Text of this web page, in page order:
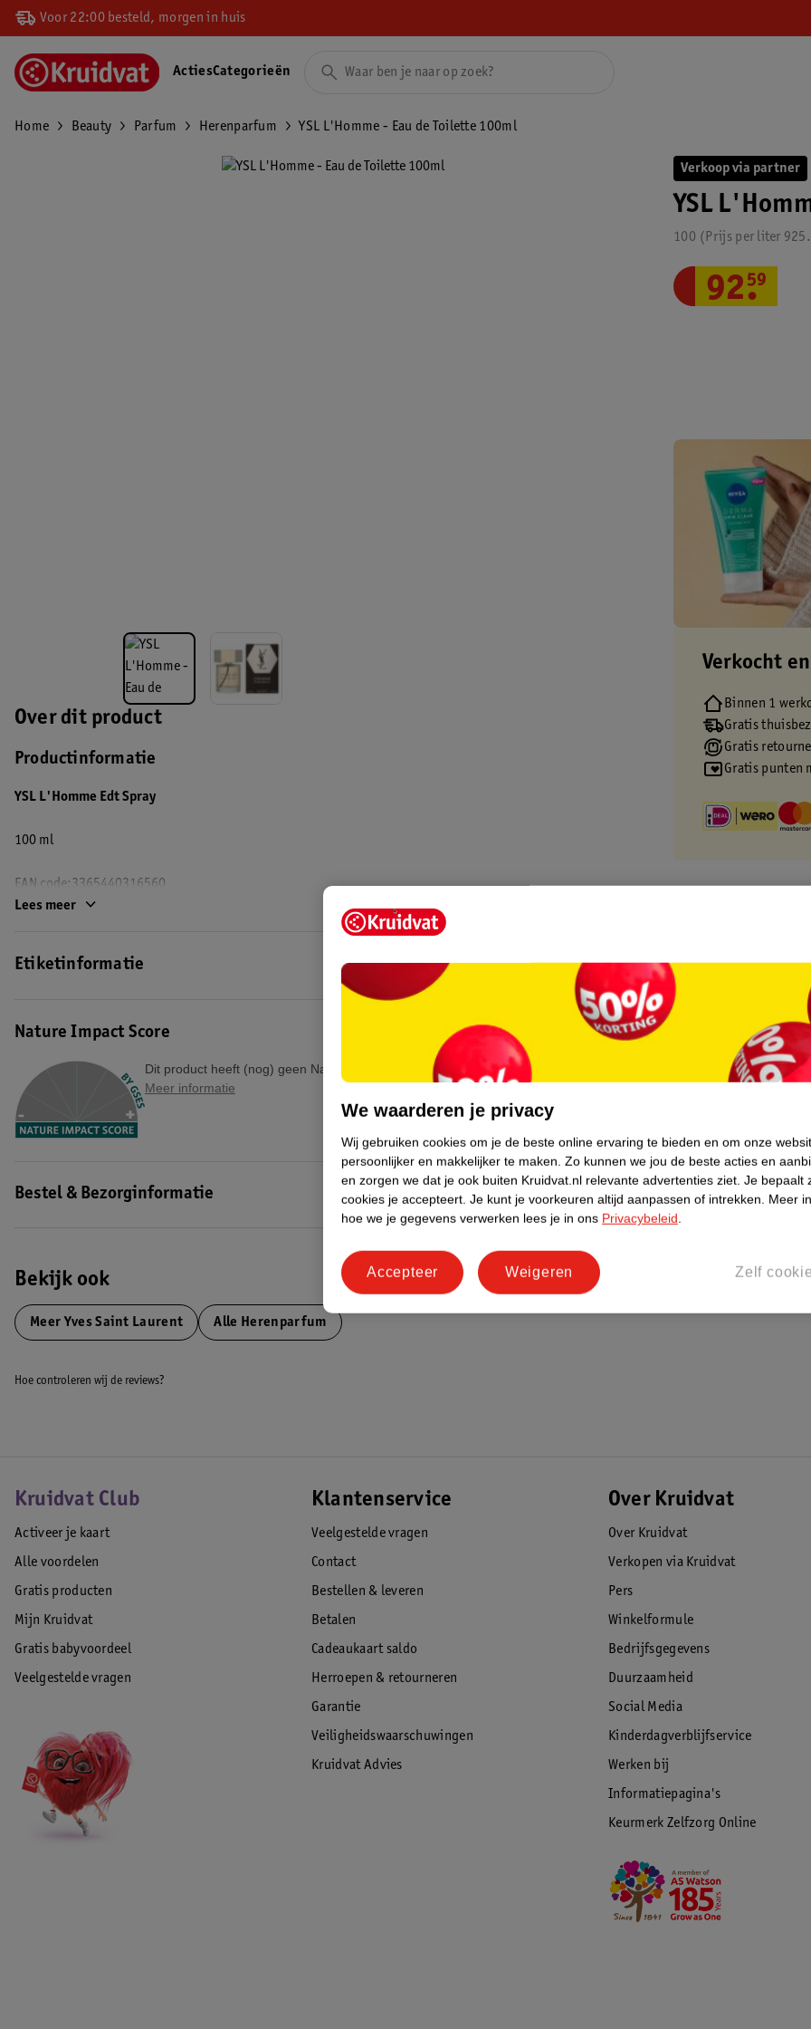
Voor 22:00 besteld, morgen in huis
ActiesCategorieën
Home Beauty Parfum Herenparfum YSL L'Homme - Eau de Toilette 100ml
Over dit product
Productinformatie
YSL L'Homme Edt Spray
100 ml
EAN code:3365440316560
Lees meer
Etiketinformatie
Nature Impact Score
Dit product heeft (nog) geen Nature Impact Score.
Meer informatie
Bestel & Bezorginformatie
Bekijk ook
Meer Yves Saint Laurent Alle Herenparfum
Verkoop via partner
YSL
100 Prijs per liter
92.
59
Verkocht
Binnen 1
Gratis
Gratis
Gratis punten
Hoe controleren wij de reviews?
Kruidvat Club
Activeer je kaart
Alle voordelen
Gratis producten
Mijn Kruidvat
Gratis babyvoordeel
Veelgestelde vragen
Klantenservice
Veelgestelde vragen
Contact
Bestellen & leveren
Betalen
Cadeaukaart saldo
Herroepen & retourneren
Garantie
Veiligheidswaarschuwingen
Kruidvat Advies
Over Kruidvat
Over Kruidvat
Verkopen via Kruidvat
Pers
Winkelformule
Bedrijfsgegevens
Duurzaamheid
Social Media
Kinderdagverblijfservice
Werken bij
Informatiepagina's
Keurmerk Zelfzorg Online
We waarderen je privacy
Wij gebruiken cookies om je de beste online ervaring te bieden en om onze
persoonlijker en makkelijker te maken. Zo kunnen we jou de beste acties en
en zorgen we dat je ook buiten Kruidvat.nl relevante advertenties ziet. Je bepaalt
cookies je accepteert. Je kunt je voorkeuren altijd aanpassen of intrekken. Meer
hoe we je gegevens verwerken lees je in ons Privacybeleid.
Zelf
Weigeren
Accepteer